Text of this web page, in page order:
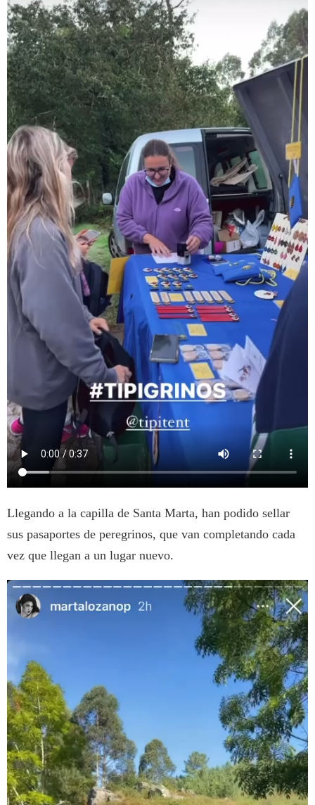
Llegando a la capilla de Santa Marta, han podido sellar
sus pasaportes de peregrinos, que van completando cada
vez que llegan a un lugar nuevo.